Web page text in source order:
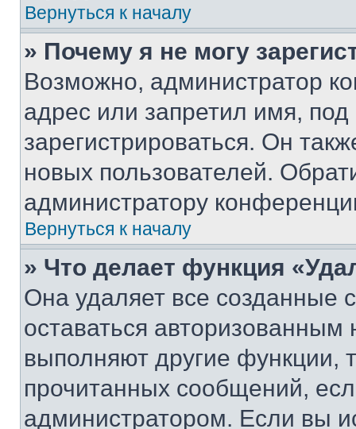
Вернуться к началу
» Почему я не могу
Возможно, администратор
адрес или запретил имя,
зарегистрироваться. Он
новых пользователей.
администратору
Вернуться к началу
» Что делает функция
Она удаляет все созданные
оставаться
выполняют другие функции,
прочитанных сообщений,
администратором. Если вы